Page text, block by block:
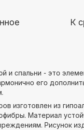
К
и спальни - это
его
изготовлен из
Материал
Рисунок